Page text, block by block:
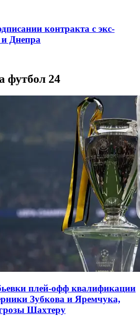
контракта с экс-
Днепра
футбол 24
плей-офф квалификации
Зубкова и Яремчука,
Шахтеру